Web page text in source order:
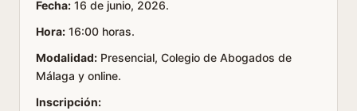
Fecha: 16 de junio, 2026.
Hora: 16:00 horas.
Modalidad: Presencial, Colegio de Abogados de
Málaga y online.
Inscripción: